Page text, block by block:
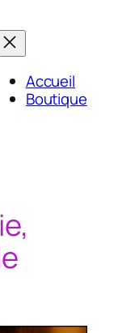
Accueil
Boutique